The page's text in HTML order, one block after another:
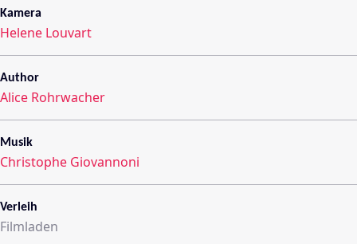
Kamera
Helene Louvart
Author
Alice Rohrwacher
Musik
Christophe Giovannoni
Verleih
Filmladen